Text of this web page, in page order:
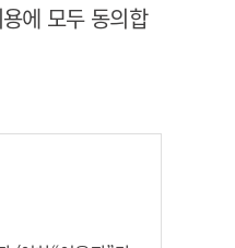
에 모두 동의합